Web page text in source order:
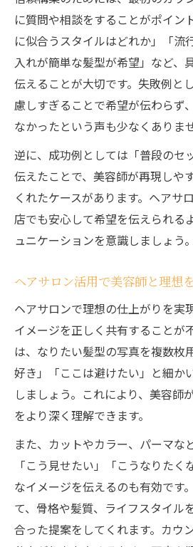
に質問や相談をすることがポイン
に似合うスタイルはどれか」「流
入れが簡単な髪型が希望」など、
伝えることが大切です。失敗例と
慮しすぎることで希望が伝わらず
なかったという声も少なくありま
逆に、成功例としては「普段のセ
伝えたことで、美容師が再現しや
くれたケースがあります。ヘアサ
店でも安心して希望を伝えられる
ュニケーションを意識しましょう。
ヘアサロン活用で美容師と理想
ヘアサロンで理想の仕上がりを実
イメージを正しく共有することが
は、なりたい髪型の写真を複数枚
好き」「ここは避けたい」と細か
しましょう。これにより、美容師
をより深く理解できます。
また、カットやカラー、パーマな
「こう見せたい」「こうなりた
なイメージを伝えるのも有効です
て、骨格や髪質、ライフスタイル
合った提案をしてくれます。カウ